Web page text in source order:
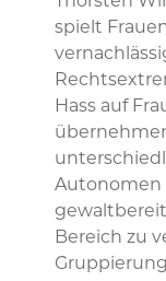
spielt
Hass auf
Autonomen
Bereich zu